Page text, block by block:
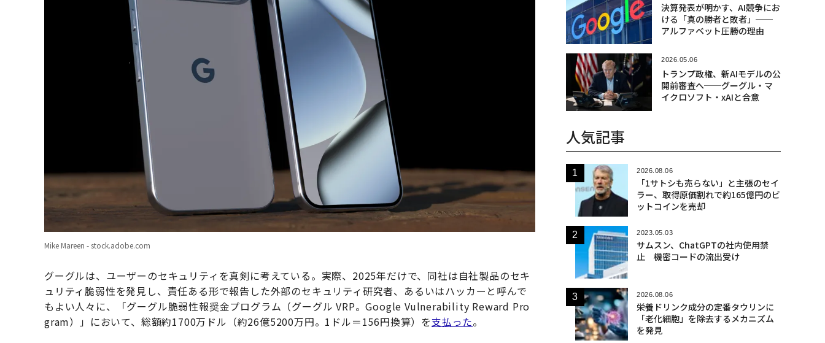
Mike Mareen - stock.adobe.com
グーグルは、ユーザーのセキュリティを真剣に考えている。実際、2025年だけで、同社は自社製品のセキ
ュリティ脆弱性を発見し、責任ある形で報告した外部のセキュリティ研究者、あるいはハッカーと呼んで
もよい人々に、「グーグル脆弱性報奨金プログラム（グーグル VRP。Google Vulnerability Reward Pro
gram）」において、総額約1700万ドル（約26億5200万円。1ドル＝156円換算）を支払った。
決算発表が明かす、AI競争にお
ける「真の勝者と敗者」──
アルファベット圧勝の理由
2026.05.06
トランプ政権、新AIモデルの公
開前審査へ──グーグル・マ
イクロソフト・xAIと合意
人気記事
2026.08.06
「1サトシも売らない」と主張のセイ
ラー、取得原価割れで約165億円のビ
ットコインを売却
2023.05.03
サムスン、ChatGPTの社内使用禁
止 機密コードの流出受け
2026.08.06
栄養ドリンク成分の定番タウリンに
「老化細胞」を除去するメカニズム
を発見